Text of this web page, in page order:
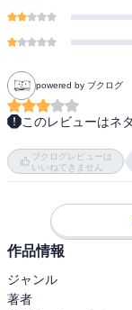
powered by ブクログ
このレビューはネ
前巻の最後で何かす
ど、いきなり「魔法
ていうとこもあって
度が増しそうです。
あと、相変わらず毒
ですけど、その内容
すよね。こそばいっ
ブクログレビューは
いいねできません
作品情報
ジャンル
著者